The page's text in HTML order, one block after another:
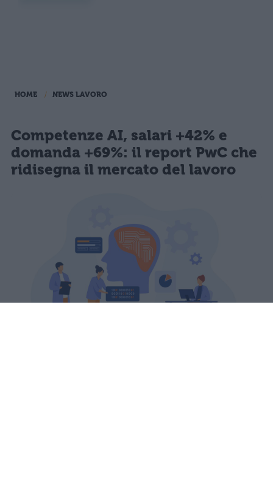
HOME NEWS LAVORO
Competenze AI, salari +42% e
domanda +69%: il report PwC che
ridisegna il mercato del lavoro